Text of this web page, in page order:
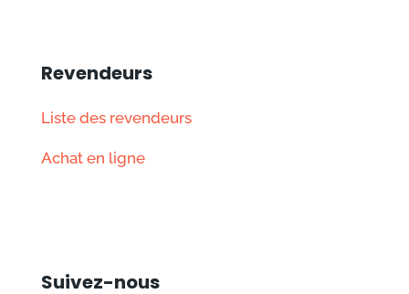
Revendeurs
Liste des revendeurs
Achat en ligne
Suivez-nous